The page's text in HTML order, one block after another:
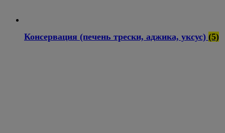
Консервация (печень трески, аджика, уксус) (5)